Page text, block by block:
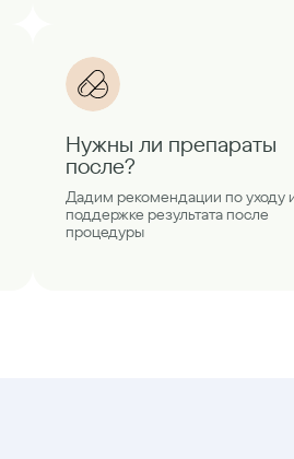
Нужны ли препараты
после?
Дадим рекомендации по уходу
поддержке результата после
процедуры